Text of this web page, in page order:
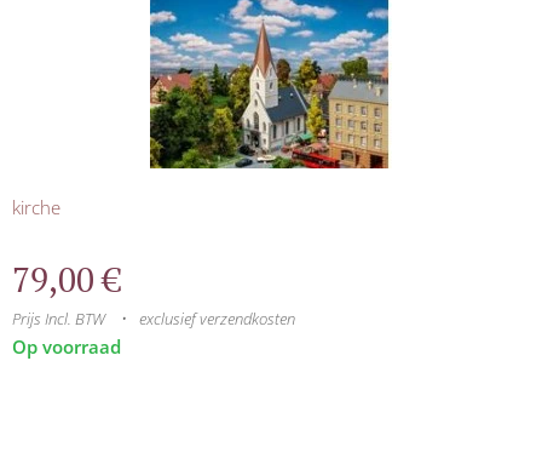
kirche
79,00€
Prijs Incl. BTW exclusief verzendkosten
Op voorraad